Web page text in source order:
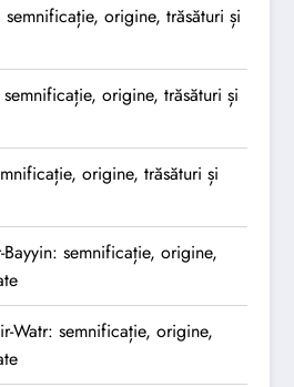
semnificație, origine, trăsături și
origine, trăsături și
origine, trăsături și
Bayyin: semnificație, origine,
Watr: semnificație, origine,